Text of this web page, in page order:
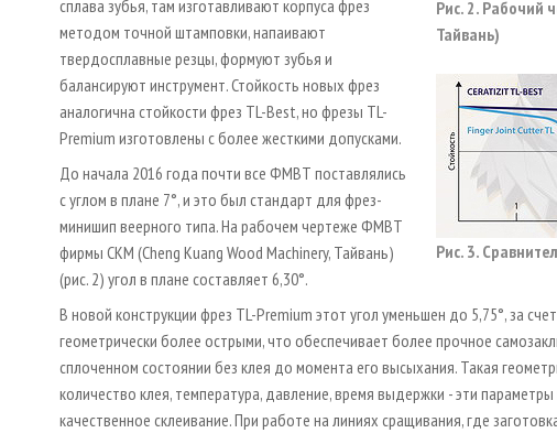
Рис. 2. Рабочий
Тайвань)
Рис. 3.
сплава зубья, там изготавливают корпуса фрез
методом точной штамповки, напаивают
твердосплавные резцы, формуют зубья и
балансируют инструмент. Стойкость новых фрез
аналогична стойкости фрез TL-Best, но фрезы TL-
Premium изготовлены с более жесткими допусками.
До начала 2016 года почти все ФМВТ поставлялись
с углом в плане 7°, и это был стандарт для фрез-
минишип веерного типа. На рабочем чертеже ФМВТ
фирмы CKM (Cheng Kuang Wood Machinery, Тайвань)
(рис. 2) угол в плане составляет 6,30°.
В новой конструкции фрез TL-Premium этот угол уменьшен до 5,75°, за
геометрически более острыми, что обеспечивает более прочное
сплоченном состоянии без клея до момента его высыхания. Такая
количество клея, температура, давление, время выдержки - эти
качественное склеивание. При работе на линиях сращивания, где